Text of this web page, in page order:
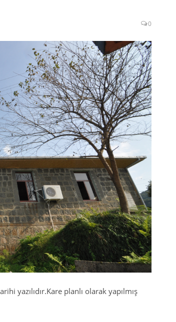
0
yazılıdır.Kare planlı olarak yapılmış